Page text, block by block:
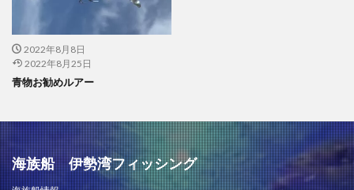
2022年8月8日
2022年8月25日
青物お勧めルアー
海族船 伊勢湾フィッシング